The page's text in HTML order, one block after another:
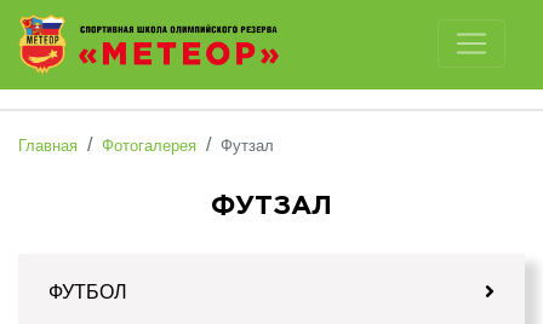
Отключить картинки
Главная Фотогалерея Футзал
ФУТЗАЛ
ФУТБОЛ